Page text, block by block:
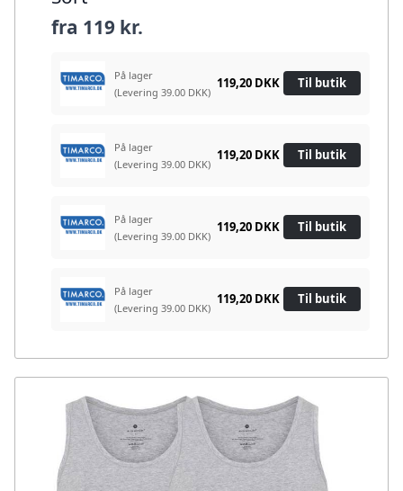
fra 119 kr.
På lager
(Levering 39.00 DKK)
119,20 DKK Til butik
På lager
(Levering 39.00 DKK)
119,20 DKK Til butik
På lager
(Levering 39.00 DKK)
119,20 DKK Til butik
På lager
(Levering 39.00 DKK)
119,20 DKK Til butik